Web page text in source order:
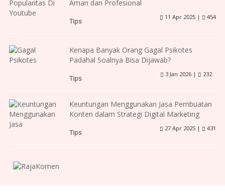
Aman dan Profesional
Tips
11 Apr 2025 | 454
Kenapa Banyak Orang Gagal Psikotes
Padahal Soalnya Bisa Dijawab?
Tips
3 Jan 2026 | 232
Keuntungan Menggunakan Jasa Pembuatan
Konten dalam Strategi Digital Marketing
Tips
27 Apr 2025 | 431